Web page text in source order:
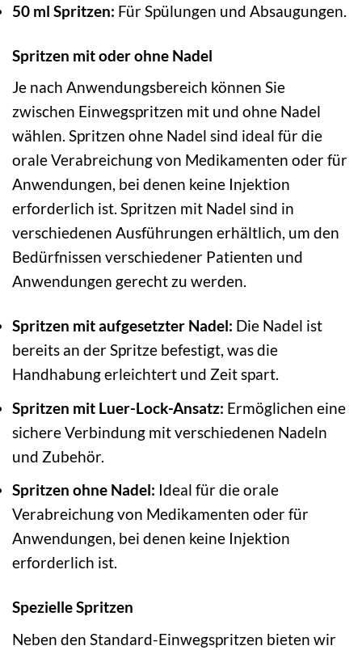
50 ml Spritzen: Für Spülungen und Absaugungen.
Spritzen mit oder ohne Nadel
Je nach Anwendungsbereich können Sie
zwischen Einwegspritzen mit und ohne Nadel
wählen. Spritzen ohne Nadel sind ideal für die
orale Verabreichung von Medikamenten oder für
Anwendungen, bei denen keine Injektion
erforderlich ist. Spritzen mit Nadel sind in
verschiedenen Ausführungen erhältlich, um den
Bedürfnissen verschiedener Patienten und
Anwendungen gerecht zu werden.
Spritzen mit aufgesetzter Nadel: Die Nadel ist
bereits an der Spritze befestigt, was die
Handhabung erleichtert und Zeit spart.
Spritzen mit Luer-Lock-Ansatz: Ermöglichen eine
sichere Verbindung mit verschiedenen Nadeln
und Zubehör.
Spritzen ohne Nadel: Ideal für die orale
Verabreichung von Medikamenten oder für
Anwendungen, bei denen keine Injektion
erforderlich ist.
Spezielle Spritzen
Neben den Standard-Einwegspritzen bieten wir